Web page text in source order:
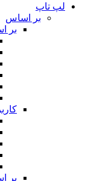
لپ تاپ
بر اساس
بر
بر